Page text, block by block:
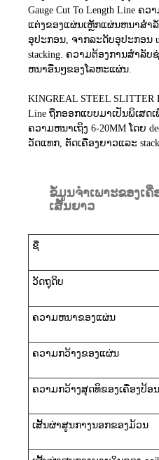
Gauge Cut To Length Line
ແຕ່ງຂອງແຜ່ນເຫຼັກແຜ່ນຫນາສໍາ
ອຸປະກອນ, ຈາກລະດັບອຸປະກອນ
stacking. ຄວາມຕ້ອງການສໍາລັ
ຫນາອື່ນໆຂອງໂລຫະແຜ່ນ.
KINGREAL STEEL SLITTER
Line ຖືກອອກແບບມາເປັນພິເສ
ຄວາມຫນາເຖິງ 6-20MM ໂດຍ
ວັດແທກ, ຕັດເຄື່ອງຍາວແລະ
ຂໍ້ມູນຈໍາເພາະຂອງເ
ເສັ້ນຍາວ
ຊື່
ວັດຖຸດິບ
ຄວາມຫນາຂອງແຜ່ນ
ຄວາມກວ້າງຂອງແຜ່ນ
ຄວາມກວ້າງສຸດທິຂອງເຄື່ອງປ້ອ
ເສັ້ນຜ່າສູນກາງນອກຂອງມ້ວນ